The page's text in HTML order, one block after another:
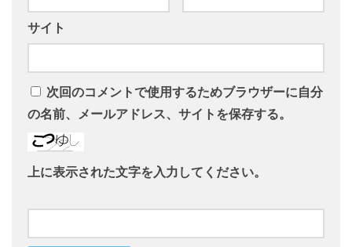
サイト
次回のコメントで使用するためブラウザーに自分
の名前、メールアドレス、サイトを保存する。
上に表示された文字を入力してください。